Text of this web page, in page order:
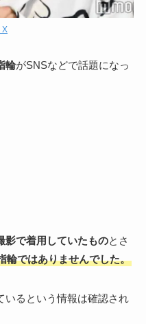
X
輪がSNSなどで話題になっ
影で着用していたものとさ
輪ではありませんでした。
いるという情報は確認され